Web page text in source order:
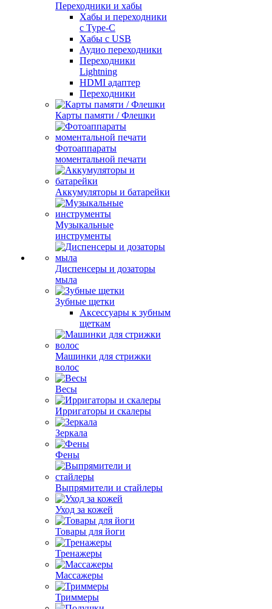
Переходники и хабы
Хабы и переходники
с Type-C
Хабы с USB
Аудио переходники
Переходники
Lightning
HDMI адаптер
Переходники
Карты памяти / Флешки
Фотоаппараты
моментальной печати
Аккумуляторы и батарейки
Музыкальные
инструменты
Диспенсеры и дозаторы
мыла
Зубные щетки
Аксессуары к зубным
щеткам
Машинки для стрижки
волос
Весы
Ирригаторы и скалеры
Зеркала
Фены
Выпрямители и стайлеры
Уход за кожей
Товары для йоги
Тренажеры
Массажеры
Триммеры